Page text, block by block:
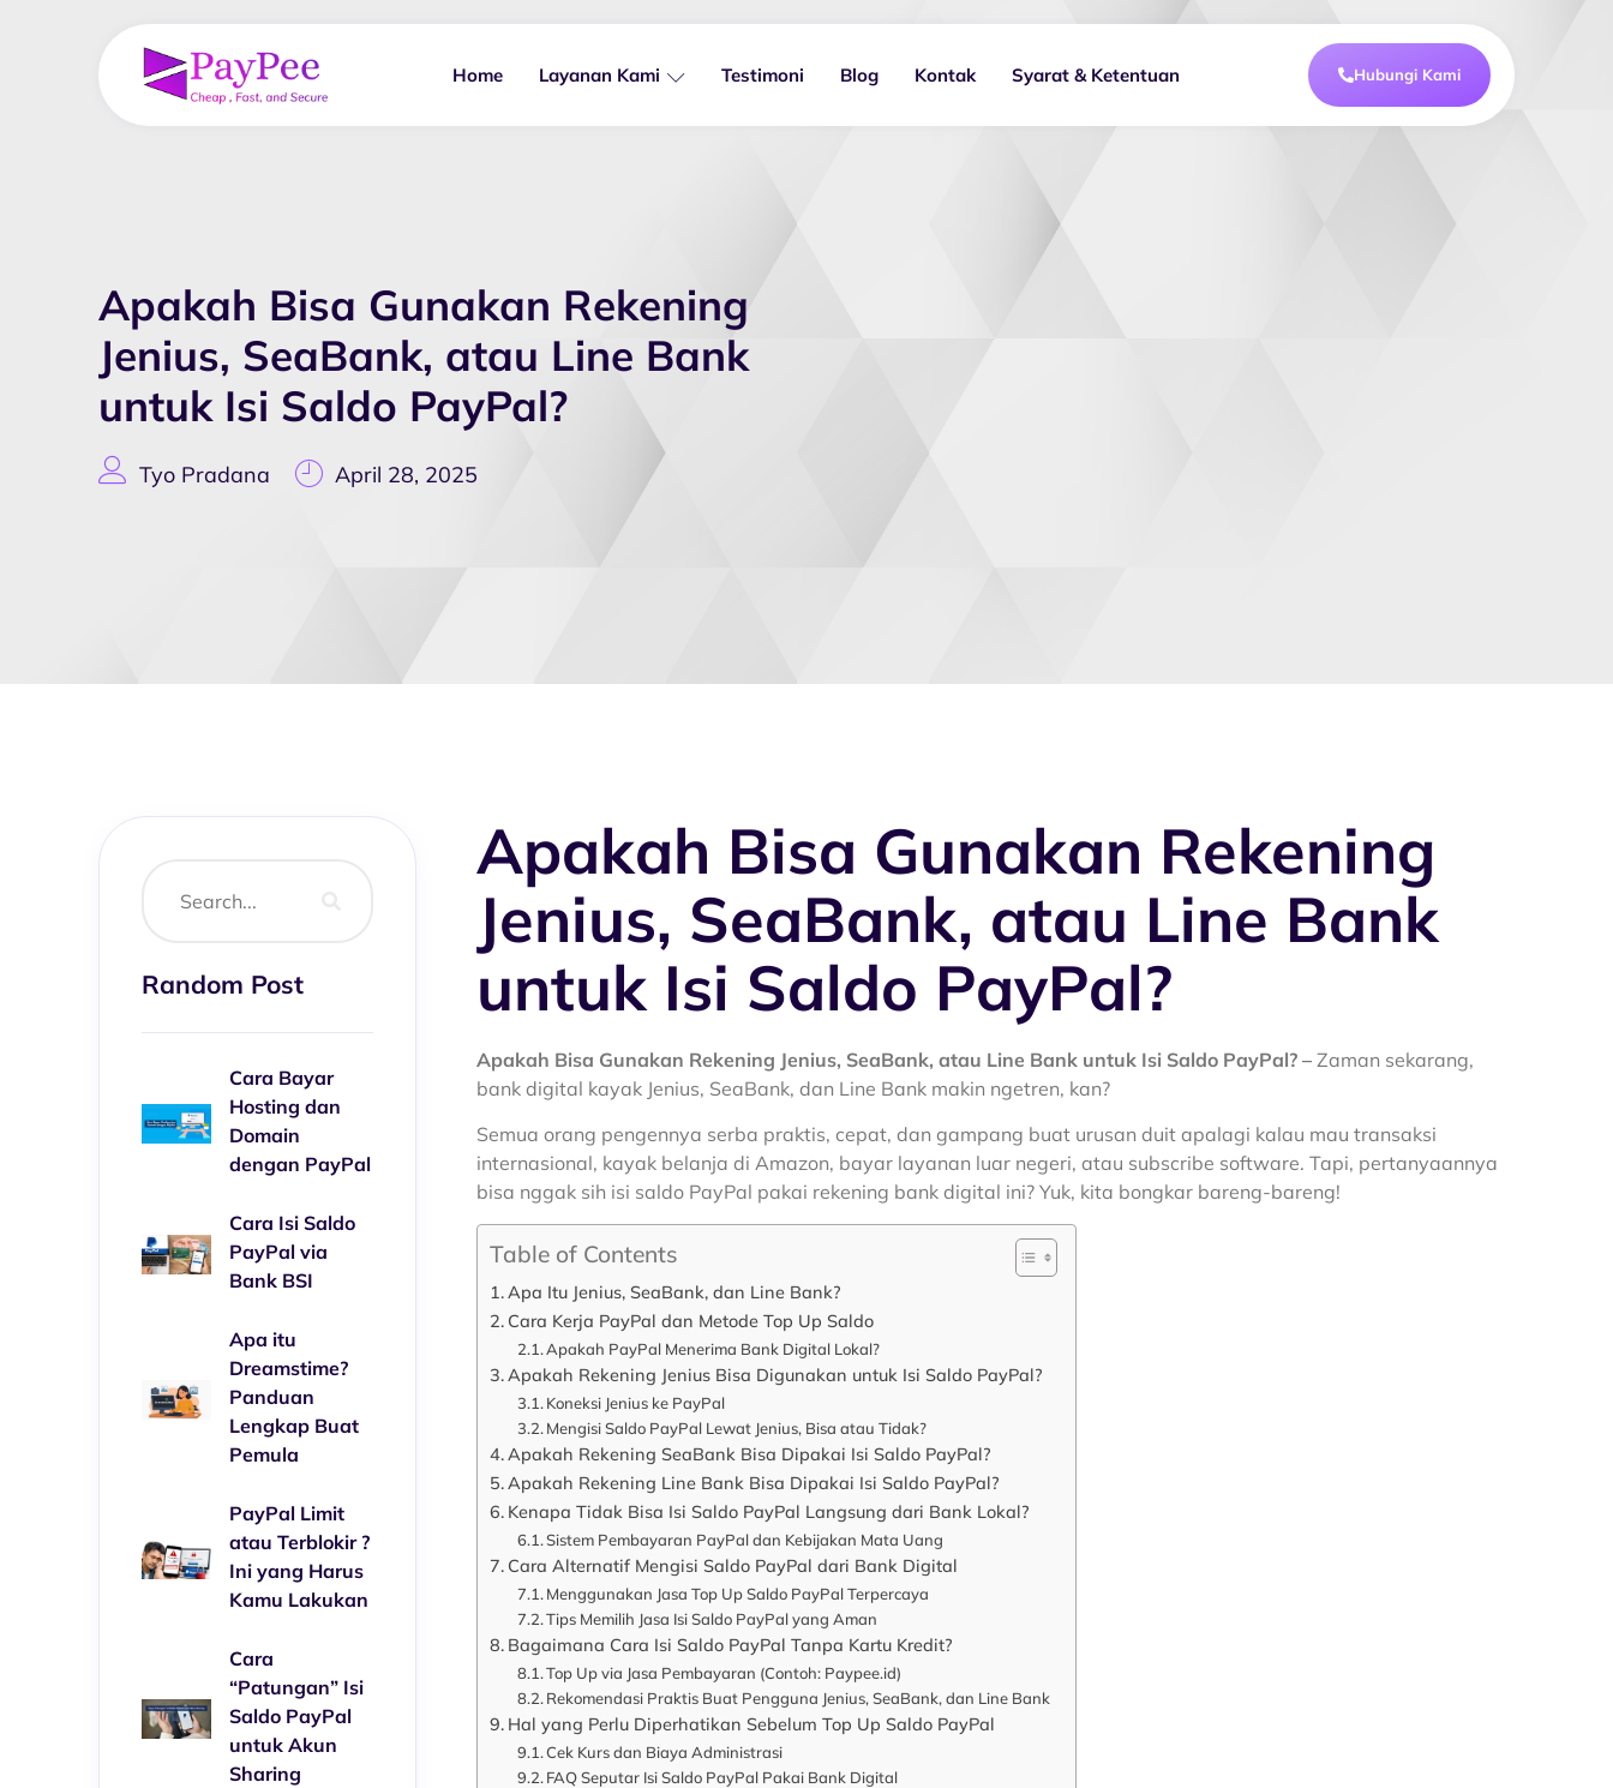
Home Layanan Kami Testimoni Blog Kontak Syarat & Ketentuan Hubungi Kami
Apakah Bisa Gunakan Rekening
Jenius, SeaBank, atau Line Bank
untuk Isi Saldo PayPal?
Tyo Pradana April 28, 2025
Random Post
Cara Bayar
Hosting dan
Domain
dengan PayPal
Cara Isi Saldo
PayPal via
Bank BSI
Apa itu
Dreamstime?
Panduan
Lengkap Buat
Pemula
PayPal Limit
atau Terblokir ?
Ini yang Harus
Kamu Lakukan
Cara
“Patungan” Isi
Saldo PayPal
untuk Akun
Sharing
Apakah Bisa Gunakan Rekening
Jenius, SeaBank, atau Line Bank
untuk Isi Saldo PayPal?
Apakah Bisa Gunakan Rekening Jenius, SeaBank, atau Line Bank untuk Isi Saldo PayPal? – Zaman sekarang,
bank digital kayak Jenius, SeaBank, dan Line Bank makin ngetren, kan?
Semua orang pengennya serba praktis, cepat, dan gampang buat urusan duit apalagi kalau mau transaksi
internasional, kayak belanja di Amazon, bayar layanan luar negeri, atau subscribe software. Tapi, pertanyaannya
bisa nggak sih isi saldo PayPal pakai rekening bank digital ini? Yuk, kita bongkar bareng-bareng!
Table of Contents
Apa Itu Jenius, SeaBank, dan Line Bank?
Cara Kerja PayPal dan Metode Top Up Saldo
Apakah PayPal Menerima Bank Digital Lokal?
Apakah Rekening Jenius Bisa Digunakan untuk Isi Saldo PayPal?
Koneksi Jenius ke PayPal
Mengisi Saldo PayPal Lewat Jenius, Bisa atau Tidak?
Apakah Rekening SeaBank Bisa Dipakai Isi Saldo PayPal?
Apakah Rekening Line Bank Bisa Dipakai Isi Saldo PayPal?
Kenapa Tidak Bisa Isi Saldo PayPal Langsung dari Bank Lokal?
Sistem Pembayaran PayPal dan Kebijakan Mata Uang
Cara Alternatif Mengisi Saldo PayPal dari Bank Digital
Menggunakan Jasa Top Up Saldo PayPal Terpercaya
Tips Memilih Jasa Isi Saldo PayPal yang Aman
Bagaimana Cara Isi Saldo PayPal Tanpa Kartu Kredit?
Top Up via Jasa Pembayaran (Contoh: Paypee.id)
Rekomendasi Praktis Buat Pengguna Jenius, SeaBank, dan Line Bank
Hal yang Perlu Diperhatikan Sebelum Top Up Saldo PayPal
Cek Kurs dan Biaya Administrasi
FAQ Seputar Isi Saldo PayPal Pakai Bank Digital